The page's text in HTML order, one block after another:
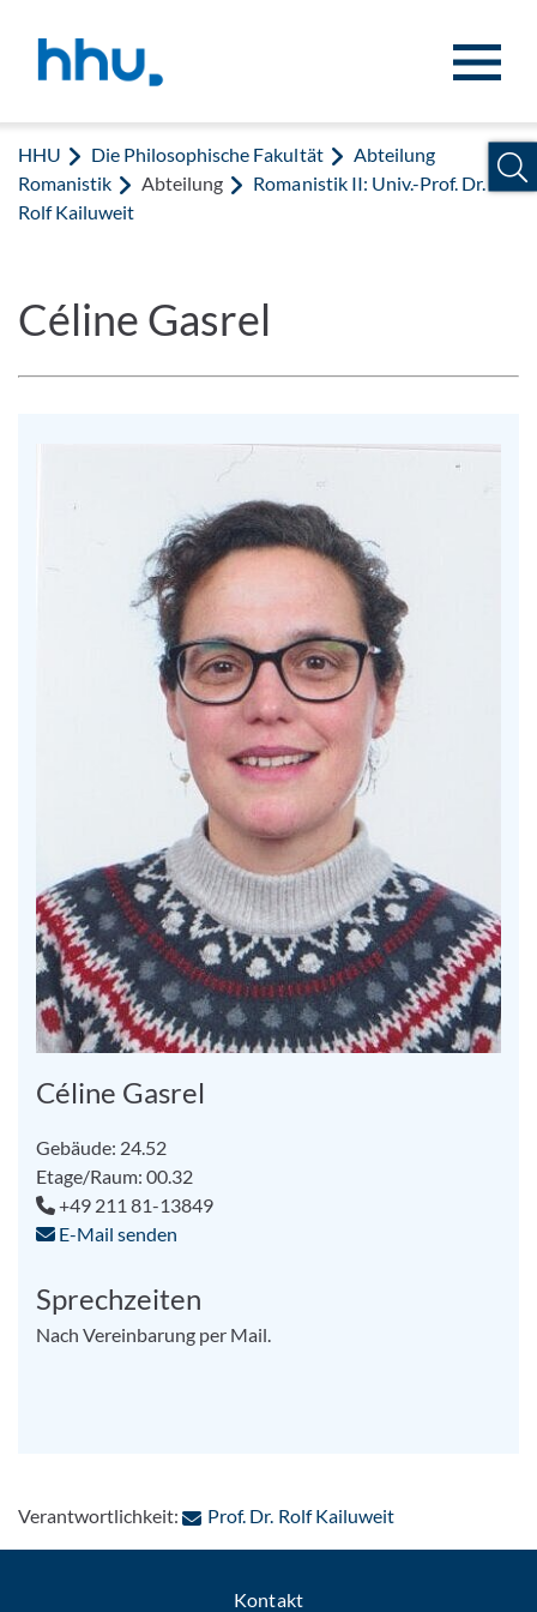
HHU Die Philosophische Fakultät
Abteilung
Romanistik
Abteilung
Romanistik II: Univ.-Prof. Dr.
Rolf Kailuweit
Céline Gasrel
Céline Gasrel
Gebäude: 24.52
Etage/Raum: 00.32
+49 211 81-13849
E-Mail senden
Sprechzeiten
Nach Vereinbarung per Mail.
Verantwortlichkeit: Prof. Dr. Rolf Kailuweit: Per E-Mail
Kontakt